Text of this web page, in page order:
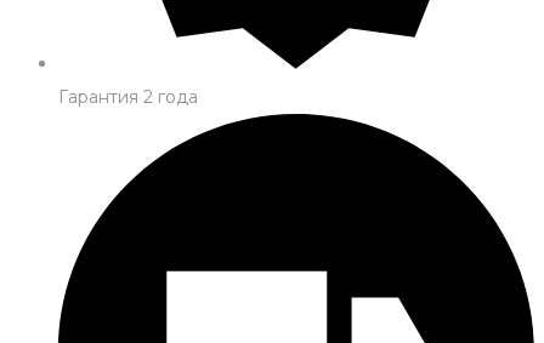
Гарантия 2 года